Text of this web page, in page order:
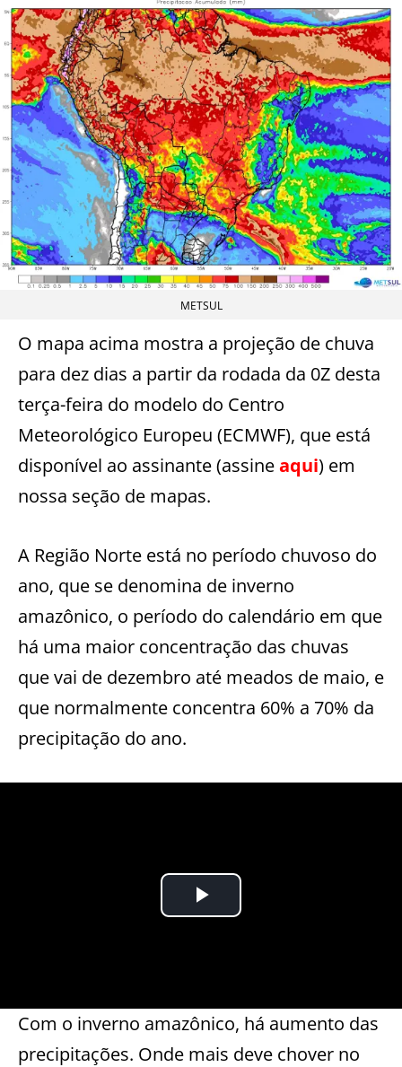
METSUL
O mapa acima mostra a projeção de chuva
para dez dias a partir da rodada da 0Z desta
terça-feira do modelo do Centro
Meteorológico Europeu (ECMWF), que está
disponível ao assinante (assineaqui) em
nossa seção de mapas.
A Região Norte está no período chuvoso do
ano, que se denomina de inverno
amazônico, o período do calendário em que
há uma maior concentração das chuvas
que vai de dezembro até meados de maio, e
que normalmente concentra 60% a 70% da
precipitação do ano.
Com o inverno amazônico, há aumento das
precipitações. Onde mais deve chover no